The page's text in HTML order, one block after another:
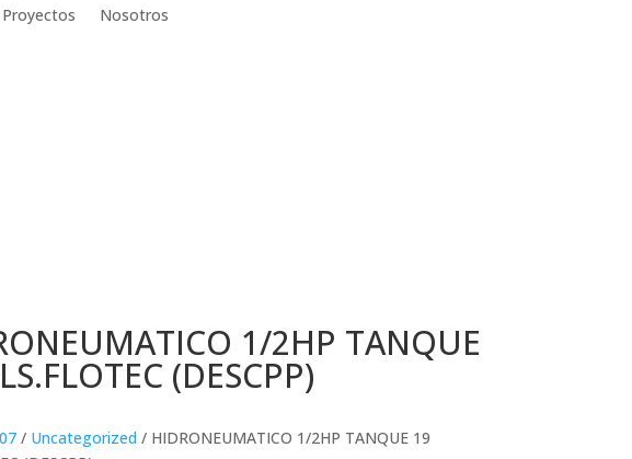
Nosotros
1/2HP TANQUE
(DESCPP)
/ Uncategorized / HIDRONEUMATICO 1/2HP TANQUE 19